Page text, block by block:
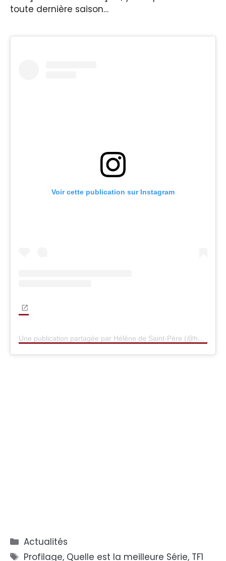
toute dernière saison…
Voir cette publication sur Instagram
Une publication partagée par Hélène de Saint-Père (@helenedesaintpere)
Catégories
Actualités
Étiquettes
Profilage, Quelle est la meilleure Série, TF1